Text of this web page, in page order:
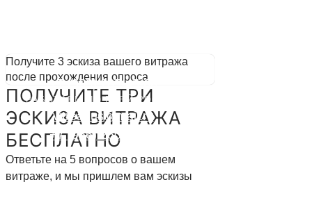
Получите 3 эскиза вашего витража
после прохождения опроса
ПОЛУЧИТЕ ТРИ
ЭСКИЗА ВИТРАЖА
БЕСПЛАТНО
Ответьте на 5 вопросов о вашем
витраже, и мы пришлем вам эскизы
+7 (903) 285-45-68
РАБОТАЕМ ПО ВСЕЙ РОССИИ
vitrearius@mail.ru
+7 (966) 260-45-68